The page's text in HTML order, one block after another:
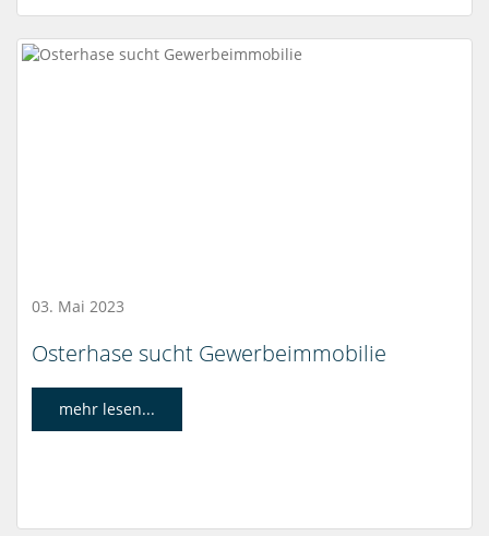
03. Mai 2023
Osterhase sucht Gewerbeimmobilie
mehr lesen...